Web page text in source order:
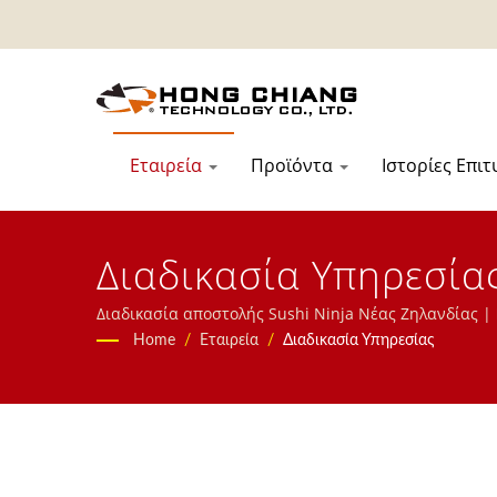
Εταιρεία Προϊόντα Ιστορίες
Διαδικασία
Ταϊβάν | Χονγκ
Διαδικασία αποστολής Sushi Ninja Νέας Ζηλανδίας
Ταχείας Αμαξοστοιχίας, Συστήματος Μεταφοράς
Home / Εταιρεία / Διαδικασία Υπηρεσίας